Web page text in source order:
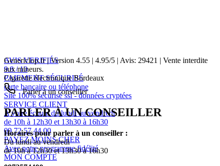
AVIS VERIFIÉS
9.8 / 10
PAIEMENT SÉCURISÉ
carte bancaire ou téléphone
Site 100% sécurisé ssl - données cryptées
SERVICE CLIENT
A votre écoute du lundi au vendredi
de 10h à 12h30 et 13h30 à 16h30
09 72 57 44 00
PAYEZ MOINS CHER
Avec notre programme fidélité
MON COMPTE
Genericlop.fr|Version 4.55 | 4.95/5 | Avis: 29421 | Vente interdite
aux mineurs.
Cigarette électronique Bordeaux
Parler à un conseiller
PARLER À UN CONSEILLER
Horaires pour parler à un conseiller :
Du lundi au vendredi
de 10h à 12h30 et 13h30 à 16h30